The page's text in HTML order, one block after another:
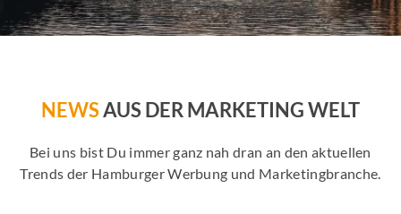
NEWSAUS DER MARKETING WELT
Bei uns bist Du immer ganz nah dran an den aktuellen
Trends der Hamburger Werbung und Marketingbranche.